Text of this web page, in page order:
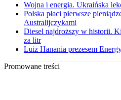
Wojna i energia. Ukraińska
Polska płaci pierwsze
Australijczykami
Diesel najdroższy w historii.
za litr
Luiz Hanania prezesem
Promowane treści